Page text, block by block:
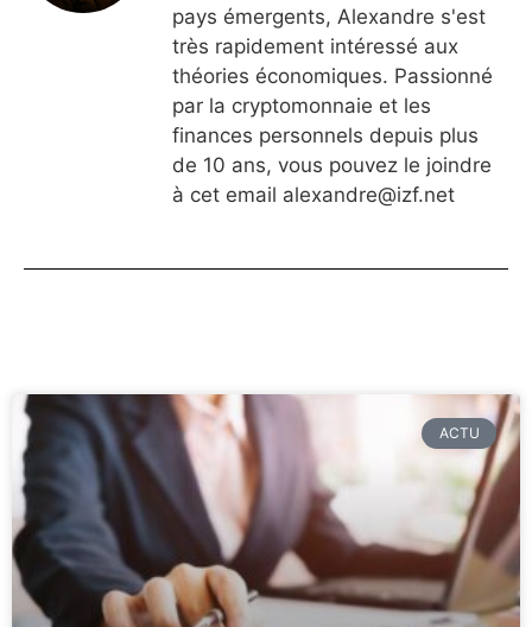
pays émergents, Alexandre s'est
très rapidement intéressé aux
théories économiques. Passionné
par la cryptomonnaie et les
finances personnels depuis plus
de 10 ans, vous pouvez le joindre
à cet email alexandre@izf.net
ACTU